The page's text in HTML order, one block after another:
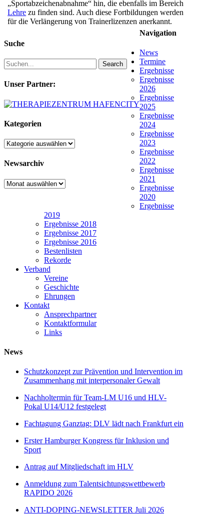
„Sportabzeichenabnahme“ hin, die ebenfalls im Bereich
Lehre zu finden sind. Auch diese Fortbildungen werden
für die Verlängerung von Trainerlizenzen anerkannt.
Suche
Search
Unser Partner:
Kategorien
Kategorien
Newsarchiv
Newsarchiv
Navigation
News
Termine
Ergebnisse
Ergebnisse
2026
Ergebnisse
2025
Ergebnisse
2024
Ergebnisse
2023
Ergebnisse
2022
Ergebnisse
2021
Ergebnisse
2020
Ergebnisse
2019
Ergebnisse 2018
Ergebnisse 2017
Ergebnisse 2016
Bestenlisten
Rekorde
Verband
Vereine
Geschichte
Ehrungen
Kontakt
Ansprechpartner
Kontaktformular
Links
News
Schutzkonzept zur Prävention und Intervention im
Zusammenhang mit interpersonaler Gewalt
Nachholtermin für Team-LM U16 und HLV-
Pokal U14/U12 festgelegt
Fachtagung Ganztag: DLV lädt nach Frankfurt ein
Erster Hamburger Kongress für Inklusion und
Sport
Antrag auf Mitgliedschaft im HLV
Anmeldung zum Talentsichtungswettbewerb
RAPIDO 2026
ANTI-DOPING-NEWSLETTER Juli 2026